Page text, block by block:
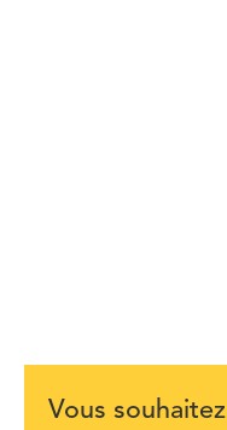
Vous souhaitez